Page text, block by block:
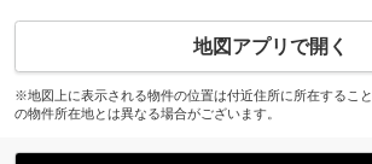
地図アプリで開く
※地図上に表示される物件の位置は付近住所に所在するこ
の物件所在地とは異なる場合がございます。